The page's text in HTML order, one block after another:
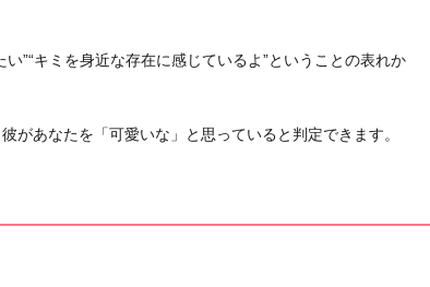
”“キミを身近な存在に感じているよ”ということの表れか
があなたを「可愛いな」と思っていると判定できます。